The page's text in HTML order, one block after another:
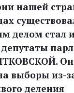
нашей
делом стал
выборы из-
деления